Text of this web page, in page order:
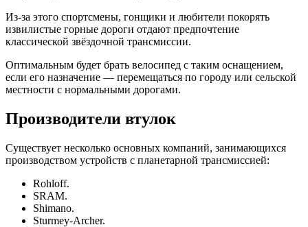
Из-за этого спортсмены, гонщики и любители покорять
извилистые горные дороги отдают предпочтение
классической звёздочной трансмиссии.
Оптимальным будет брать велосипед с таким оснащением,
если его назначение — перемещаться по городу или сельской
местности с нормальными дорогами.
Производители втулок
Существует несколько основных компаний, занимающихся
производством устройств с планетарной трансмиссией:
Rohloff.
SRAM.
Shimano.
Sturmey-Archer.